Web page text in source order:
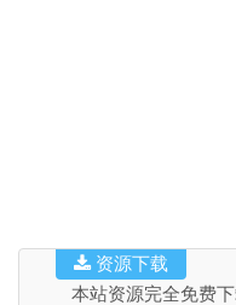
本站资源完全免费
资源下载